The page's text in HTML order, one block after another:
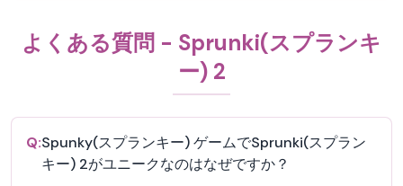
よくある質問 - Sprunki(スプランキ
ー) 2
Q:Spunky(スプランキー) ゲームでSprunki(スプラン
キー) 2がユニークなのはなぜですか？